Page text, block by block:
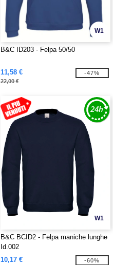
W1
B&C ID203 - Felpa 50/50
11,58 €
22,00 €
-47%
W1
B&C BCID2 - Felpa maniche lunghe
Id.002
10,17 €
-60%